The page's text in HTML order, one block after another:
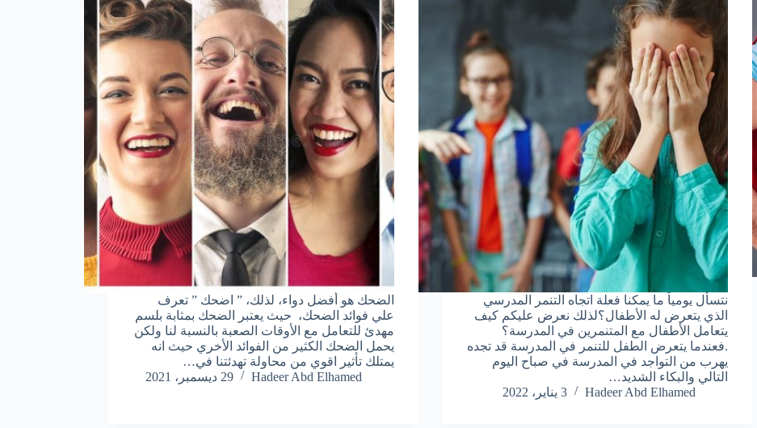
نتسأل يومياً ما يمكنا فعلة اتجاه التنمر المدرسي
الذي يتعرض له الأطفال؟لذلك نعرض عليكم كيف
يتعامل الأطفال مع المتنمرين في المدرسة؟
.فعندما يتعرض الطفل للتنمر في المدرسة قد تجده
يهرب من التواجد في المدرسة في صباح اليوم
التالي والبكاء الشديد…
Hadeer Abd Elhamed
3 يناير، 2022
الضحك هو أفضل دواء، لذلك، ” اضحك ” تعرف
علي فوائد الضحك، حيث يعتبر الضحك بمثابة بلسم
مهدئ للتعامل مع الأوقات الصعبة بالنسبة لنا ولكن
يحمل الضحك الكثير من الفوائد الأخري حيث انه
يمتلك تأثير اقوي من محاولة تهدئتنا في…
Hadeer Abd Elhamed
29 ديسمبر، 2021